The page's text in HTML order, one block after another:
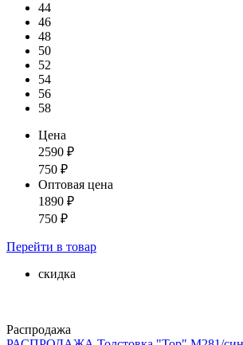
44
46
48
50
52
54
56
58
Цена
2590 ₽
750 ₽
Оптовая цена
1890 ₽
750 ₽
Перейти в товар
скидка
Распродажа